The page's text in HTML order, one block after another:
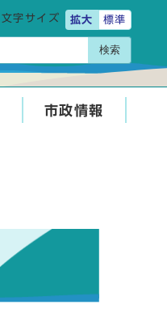
文字サイズ 拡大 標準
検索
市政情報